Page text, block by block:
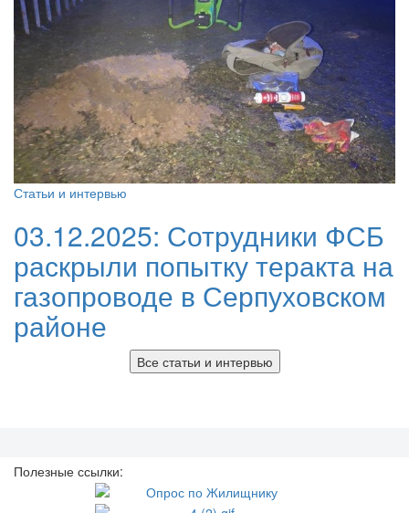
Статьи и интервью
03.12.2025: Сотрудники ФСБ
раскрыли попытку теракта на
газопроводе в Серпуховском
районе
Все статьи и интервью
Полезные ссылки: